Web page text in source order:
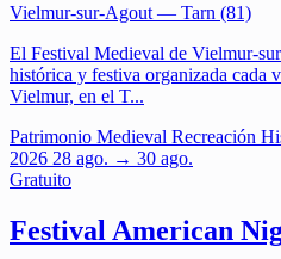
Vielmur-sur-Agout — Tarn (81)
El Festival Medieval de Vielmur-
histórica y festiva organizada cada
Vielmur, en el T...
Patrimonio Medieval Recreación
2026 28 ago. → 30 ago.
Gratuito
Festival American